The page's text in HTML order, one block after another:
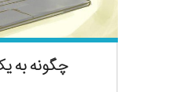
چگونه به